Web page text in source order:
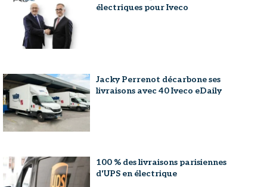
électriques pour Iveco
Jacky Perrenot décarbone ses
livraisons avec 40 Iveco eDaily
100 % des livraisons parisiennes
d'UPS en électrique